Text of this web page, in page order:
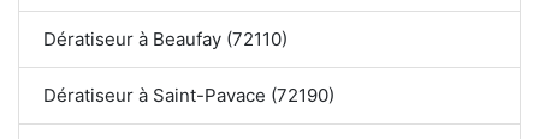
Dératiseur à Beaufay (72110)
Dératiseur à Saint-Pavace (72190)